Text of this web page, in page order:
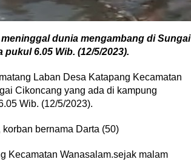
dunia mengambang di Sungai
6.05 Wib. (12/5/2023).
Laban Desa Katapang Kecamatan
Cikoncang yang ada di kampung
Wib. (12/5/2023).
bernama Darta (50)
Kecamatan Wanasalam.sejak malam